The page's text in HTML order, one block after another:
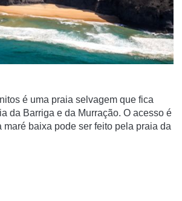
é uma praia selvagem que fica
da Barriga e da Murração. O acesso é
maré baixa pode ser feito pela praia da